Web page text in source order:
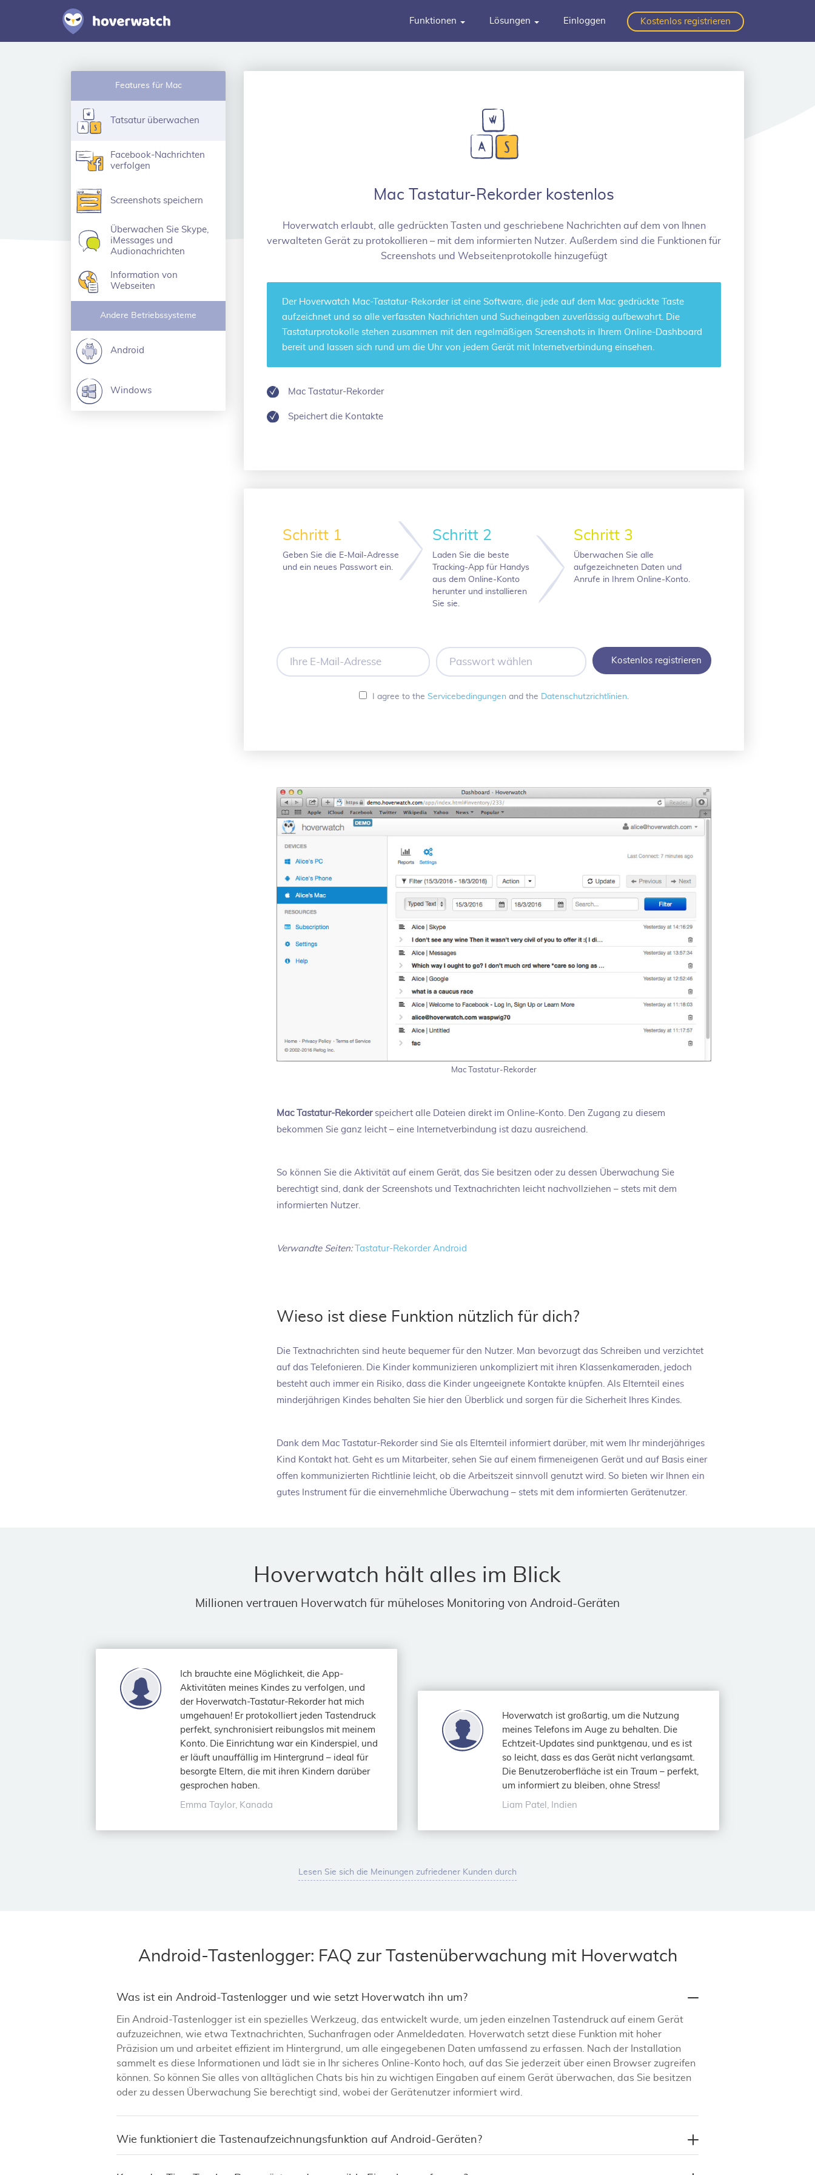
Funktionen Lösungen Einloggen Kostenlos registrieren
Features für Mac
Tatsatur überwachen
Facebook-Nachrichten
verfolgen
Screenshots speichern
Überwachen Sie Skype,
iMessages und
Audionachrichten
Information von
Webseiten
Andere Betriebssysteme
Android
Windows
Mac Tastatur-Rekorder kostenlos
Hoverwatch erlaubt, alle gedrückten Tasten und geschriebene Nachrichten auf dem von Ihnen
verwalteten Gerät zu protokollieren – mit dem informierten Nutzer. Außerdem sind die Funktionen für
Screenshots und Webseitenprotokolle hinzugefügt
Der Hoverwatch Mac-Tastatur-Rekorderist eine Software, die jede auf dem Mac gedrückte Taste
aufzeichnet und so alle verfassten Nachrichten und Sucheingaben zuverlässig aufbewahrt. Die
Tastaturprotokolle stehen zusammen mit den regelmäßigen Screenshots in Ihrem Online-Dashboard
bereit und lassen sich rund um die Uhr von jedem Gerät mit Internetverbindung einsehen.
Mac Tastatur-Rekorder
Speichert die Kontakte
Schritt 1
Geben Sie die E-Mail-Adresse
und ein neues Passwort ein.
Schritt 2
Laden Sie die beste
Tracking-App für Handys
aus dem Online-Konto
herunter und installieren
Sie sie.
Schritt 3
Überwachen Sie alle
aufgezeichneten Daten und
Anrufe in Ihrem Online-Konto.
Ihre
E-
Mail-
Passwort
wählen
I agree to the Servicebedingungen and the Datenschutzrichtlinien
Mac Tastatur-Rekorder
Mac Tastatur-Rekorderspeichert alle Dateien direkt im Online-Konto. Den Zugang zu diesem
bekommen Sie ganz leicht – eine Internetverbindung ist dazu ausreichend.
So können Sie die Aktivität auf einem Gerät, das Sie besitzen oder zu dessen Überwachung Sie
berechtigt sind, dank der Screenshots und Textnachrichten leicht nachvollziehen – stets mit dem
informierten Nutzer.
Verwandte Seiten: Tastatur-Rekorder Android
Wieso ist diese Funktion nützlich für dich?
Die Textnachrichten sind heute bequemer für den Nutzer. Man bevorzugt das Schreiben und verzichtet
auf das Telefonieren. Die Kinder kommunizieren unkompliziert mit ihren Klassenkameraden, jedoch
besteht auch immer ein Risiko, dass die Kinder ungeeignete Kontakte knüpfen. Als Elternteil eines
minderjährigen Kindes behalten Sie hier den Überblick und sorgen für die Sicherheit Ihres Kindes.
Dank dem Mac Tastatur-Rekorder sind Sie als Elternteil informiert darüber, mit wem Ihr minderjähriges
Kind Kontakt hat. Geht es um Mitarbeiter, sehen Sie auf einem firmeneigenen Gerät und auf Basis einer
offen kommunizierten Richtlinie leicht, ob die Arbeitszeit sinnvoll genutzt wird. So bieten wir Ihnen ein
gutes Instrument für die einvernehmliche Überwachung – stets mit dem informierten Gerätenutzer.
Hoverwatch hält alles im Blick
Millionen vertrauen Hoverwatch für müheloses Monitoring von Android-Geräten
Ich brauchte eine Möglichkeit, die App-
Aktivitäten meines Kindes zu verfolgen, und
der Hoverwatch-Tastatur-Rekorder hat mich
umgehauen! Er protokolliert jeden Tastendruck
perfekt, synchronisiert reibungslos mit meinem
Konto. Die Einrichtung war ein Kinderspiel, und
er läuft unauffällig im Hintergrund – ideal für
besorgte Eltern, die mit ihren Kindern darüber
gesprochen haben.
Emma Taylor, Kanada
Hoverwatch ist großartig, um die Nutzung
meines Telefons im Auge zu behalten. Die
Echtzeit-Updates sind punktgenau, und es ist
so leicht, dass es das Gerät nicht verlangsamt.
Die Benutzeroberfläche ist ein Traum – perfekt,
um informiert zu bleiben, ohne Stress!
Liam Patel, Indien
Lesen Sie sich die Meinungen zufriedener Kunden durch
Android-Tastenlogger: FAQ zur Tastenüberwachung mit Hoverwatch
Was ist ein Android-Tastenlogger und wie setzt Hoverwatch ihn um?
Ein Android-Tastenlogger ist ein spezielles Werkzeug, das entwickelt wurde, um jeden einzelnen Tastendruck auf einem Gerät
aufzuzeichnen, wie etwa Textnachrichten, Suchanfragen oder Anmeldedaten. Hoverwatch setzt diese Funktion mit hoher
Präzision um und arbeitet effizient im Hintergrund, um alle eingegebenen Daten umfassend zu erfassen. Nach der Installation
sammelt es diese Informationen und lädt sie in Ihr sicheres Online-Konto hoch, auf das Sie jederzeit über einen Browser zugreifen
können. So können Sie alles von alltäglichen Chats bis hin zu wichtigen Eingaben auf einem Gerät überwachen, das Sie besitzen
oder zu dessen Überwachung Sie berechtigt sind, wobei der Gerätenutzer informiert wird.
Wie funktioniert die Tastenaufzeichnungsfunktion auf Android-Geräten?